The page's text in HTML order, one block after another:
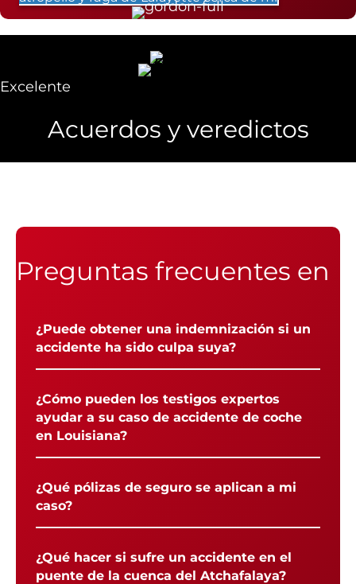
Excelente
Acuerdos y veredictos
Preguntas frecuentes en
¿Puede obtener una indemnización si un
accidente ha sido culpa suya?
¿Cómo pueden los testigos expertos
ayudar a su caso de accidente de coche
en Louisiana?
¿Qué pólizas de seguro se aplican a mi
caso?
¿Qué hacer si sufre un accidente en el
puente de la cuenca del Atchafalaya?